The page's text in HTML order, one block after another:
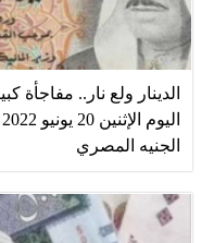
الدينار ولع نار..
الجنيه المصري